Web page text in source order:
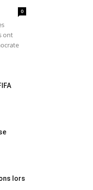
0
ont
lors